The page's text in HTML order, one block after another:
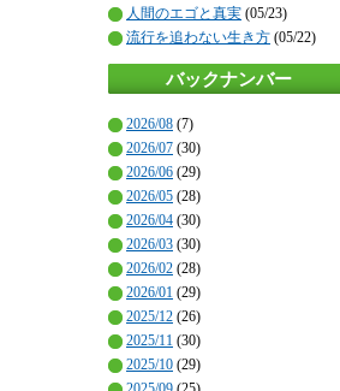
人間のエゴと真実 (05/23)
流行を追わない生き方 (05/22)
バックナンバー
2026/08 (7)
2026/07 (30)
2026/06 (29)
2026/05 (28)
2026/04 (30)
2026/03 (30)
2026/02 (28)
2026/01 (29)
2025/12 (26)
2025/11 (30)
2025/10 (29)